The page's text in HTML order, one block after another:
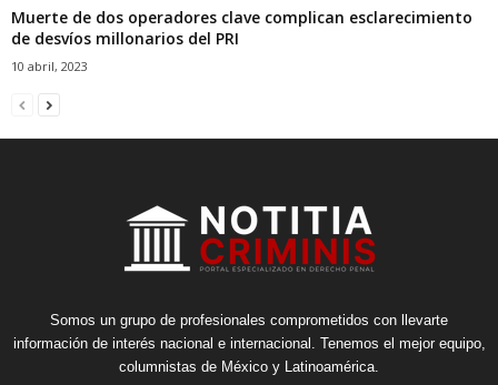
Muerte de dos operadores clave complican esclarecimiento
de desvíos millonarios del PRI
10 abril, 2023
Somos un grupo de profesionales comprometidos con llevarte
información de interés nacional e internacional. Tenemos el mejor equipo,
columnistas de México y Latinoamérica.